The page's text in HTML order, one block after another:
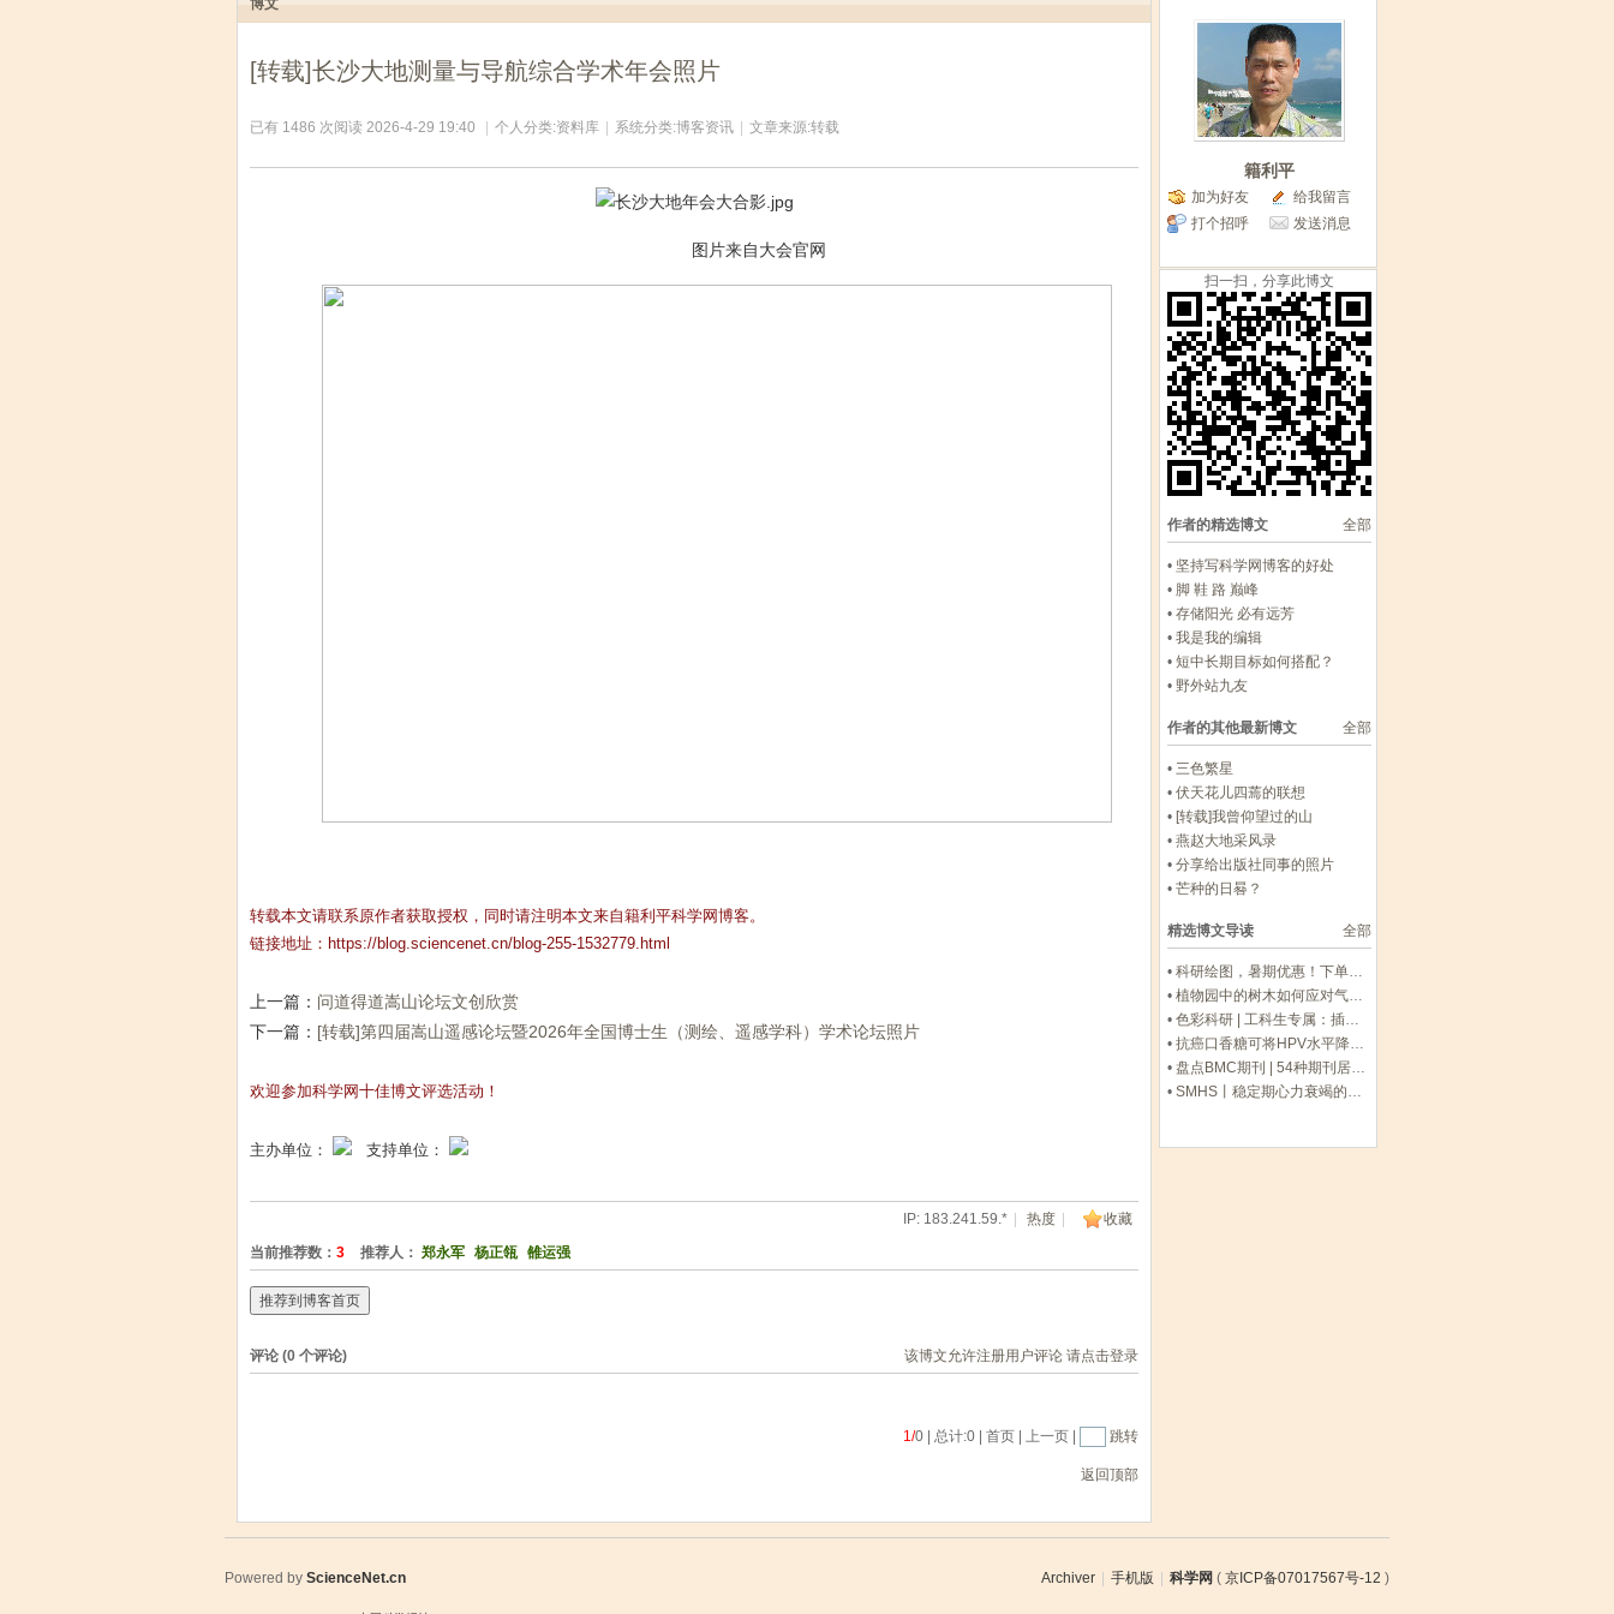
博文
[转载]长沙大地测量与导航综合学术年会照片
已有 1486 次阅读 2026-4-29 19:40 个人分类:资料库 系统分类:博客资讯 文章来源:转载
图片来自大会官网
转载本文请联系原作者获取授权，同时请注明本文来自籍利平科学网博客。
链接地址： https://blog.sciencenet.cn/blog-255-1532779.html
上一篇： 问道得道嵩山论坛文创欣赏
下一篇： [转载]第四届嵩山遥感论坛暨2026年全国博士生（测绘、遥感学科）学术论坛照片
欢迎参加科学网十佳博文评选活动！
主办单位： 支持单位：
收藏
IP: 183.241.59.* | 热度 |
当前推荐数： 3 推荐人： 郑永军 杨正瓴 雒运强
推荐到博客首页
该博文允许注册用户评论 请点击登录
评论 (0 个评论)
1/0 | 总计:0 | 首页 | 上一页 | 跳转
返回顶部
籍利平
加为好友
给我留言
打个招呼
发送消息
扫一扫，分享此博文
全部
作者的精选博文
• 坚持写科学网博客的好处
• 脚 鞋 路 巅峰
• 存储阳光 必有远芳
• 我是我的编辑
• 短中长期目标如何搭配？
• 野外站九友
全部
作者的其他最新博文
• 三色繁星
• 伏天花儿四蔫的联想
• [转载]我曾仰望过的山
• 燕赵大地采风录
• 分享给出版社同事的照片
• 芒种的日晷？
全部
精选博文导读
• 科研绘图，暑期优惠！下单立减500元
• 植物园中的树木如何应对气候变化带来的挑战
• 色彩科研 | 工科生专属：插图配色灵感库
• 抗癌口香糖可将HPV水平降低93%
• 盘点BMC期刊 | 54种期刊居领域Top 10，IF高至47
• SMHS丨稳定期心力衰竭的运动康复：策略与机制
Archiver 手机版 科学网 ( 京ICP备07017567号-12 )
Powered by ScienceNet.cn